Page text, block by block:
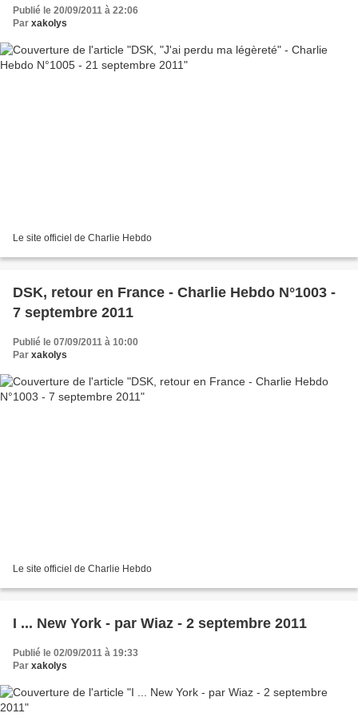
Publié le 20/09/2011 à 22:06
Par xakolys
Le site officiel de Charlie Hebdo
DSK, retour en France - Charlie Hebdo N°1003 -
7 septembre 2011
Publié le 07/09/2011 à 10:00
Par xakolys
Le site officiel de Charlie Hebdo
I ... New York - par Wiaz - 2 septembre 2011
Publié le 02/09/2011 à 19:33
Par xakolys